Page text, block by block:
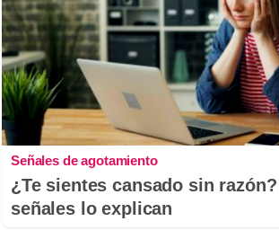
Señales de agotamiento
¿Te sientes cansado sin
señales lo explican